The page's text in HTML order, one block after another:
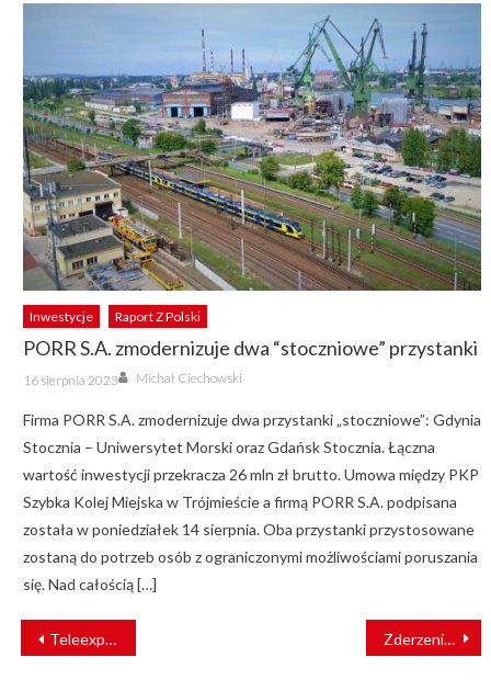
Inwestycje Raport Z Polski
PORR S.A. zmodernizuje dwa “stoczniowe” przystanki
Posted
on
16 sierpnia 2023 Author
Michał Ciechowski
Firma PORR S.A. zmodernizuje dwa przystanki „stoczniowe”: Gdynia
Stocznia – Uniwersytet Morski oraz Gdańsk Stocznia. Łączna
wartość inwestycji przekracza 26 mln zł brutto. Umowa między PKP
Szybka Kolej Miejska w Trójmieście a firmą PORR S.A. podpisana
została w poniedziałek 14 sierpnia. Oba przystanki przystosowane
zostaną do potrzeb osób z ograniczonymi możliwościami poruszania
się. Nad całością […]
NAWIGACJA
WPISU
Teleexpress świętuje 40-lecie. PKP Intercity partnerem jubileuszu Zderzenie pociągu z ciężarówką w Czechach. Osiem osób rannych